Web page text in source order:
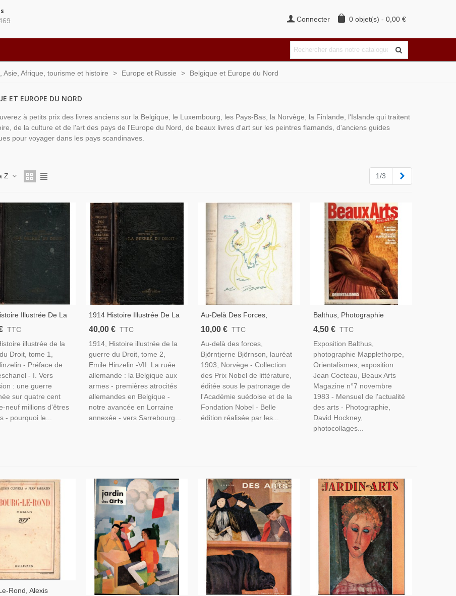
Connecter 0 objet(s) - 0,00 €
Afrique, tourisme et histoire > Europe et Russie > Belgique et Europe du Nord
ET EUROPE DU NORD
à petits prix des livres anciens sur la Belgique, le Luxembourg, les Pays-Bas, la Norvège, la Finlande, l'Islande qui traitent
de la culture et de l'art des pays de l'Europe du Nord, de beaux livres d'art sur les peintres flamands, d'anciens guides
pour voyager dans les pays scandinaves.
Z 1/3
Illustrée De La
Droit T1, Emile
1916 - Guerre 1914-
XXe
TTC
illustrée de la
Droit, tome 1,
- Préface de
- I. Vers
: une guerre
sur quatre cent
neuf millions d'êtres
- pourquoi le...
1914 Histoire Illustrée De La
Guerre Du Droit T2, Emile
Hinzelin, 1916 - Guerre 1914-
1918, Bataille De La Marne,
Guerre Mondiale
40,00 € TTC
1914, Histoire illustrée de la
guerre du Droit, tome 2,
Emile Hinzelin -VII. La ruée
allemande : la Belgique aux
armes - premières atrocités
allemandes en Belgique -
notre avancée en Lorraine
annexée - vers Sarrebourg...
Au-Delà Des Forces,
Björntjerne Björnson, 1964,
Collection Des Prix Nobel De
Littérature - Écrivains
Norvégiens, Norvège
10,00 € TTC
Au-delà des forces,
Björntjerne Björnson, lauréat
1903, Norvège - Collection
des Prix Nobel de littérature,
éditée sous le patronage de
l'Académie suédoise et de la
Fondation Nobel - Belle
édition réalisée par les...
Balthus, Photographie
Mapplethorpe, David
Hockney, Orientalismes,
Cocteau, Liège - Beaux Arts
Magazine N°7 Nov 1983
4,50 € TTC
Exposition Balthus,
photographie Mapplethorpe,
Orientalismes, exposition
Jean Cocteau, Beaux Arts
Magazine n°7 novembre
1983 - Mensuel de l'actualité
des arts - Photographie,
David Hockney,
photocollages...
Rond, Alexis